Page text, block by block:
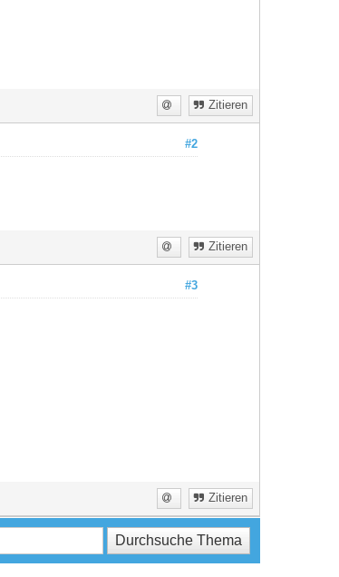
Zitieren
#2
Zitieren
#3
Zitieren